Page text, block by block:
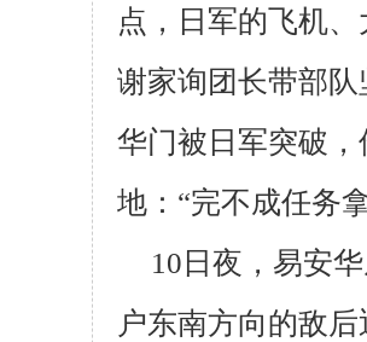
点，日军的飞机
谢家询团长带部
华门被日军突破，
地：“完不成任务
10 日夜，易安
户东南方向的敌